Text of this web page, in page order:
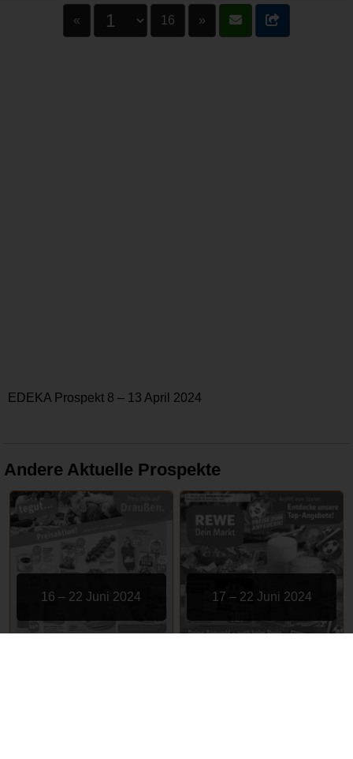
« 16 »
EDEKA Prospekt 8 – 13 April 2024
Andere Aktuelle Prospekte
16 – 22 Juni 2024 17 – 22 Juni 2024